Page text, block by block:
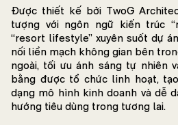
Được thiết kế bởi TwoG
tượng với ngôn ngữ kiến trúc
“resort lifestyle” xuyên suốt dự
nối liền mạch không gian bên
ngoài, tối ưu ánh sáng tự nhiên
bằng được tổ chức linh hoạt,
dạng mô hình kinh doanh và dễ
hướng tiêu dùng trong tương lai.